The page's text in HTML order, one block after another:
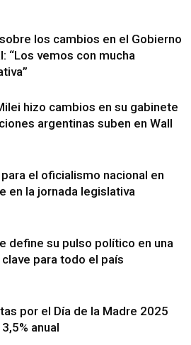
los cambios en el Gobierno
“Los vemos con mucha
hizo cambios en su gabinete
argentinas suben en Wall
el oficialismo nacional en
en la jornada legislativa
define su pulso político en una
para todo el país
por el Día de la Madre 2025
anual